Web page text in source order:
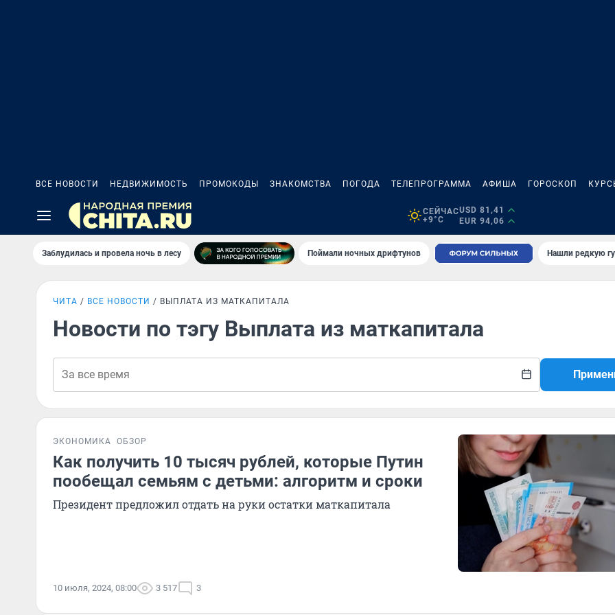
ВСЕ НОВОСТИ НЕДВИЖИМОСТЬ ПРОМОКОДЫ ЗНАКОМСТВА ПОГОДА ТЕЛЕПРОГРАММА АФИША ГОРОСКОП
СЕЙЧАС
+9°C
USD 81,41
EUR 94,06
Заблудилась и провела ночь в лесу Поймали ночных дрифтунов Нашли редкую
ЧИТА ВСЕ НОВОСТИ ВЫПЛАТА ИЗ МАТКАПИТАЛА
Новости по тэгу Выплата из маткапитала
ЭКОНОМИКА ОБЗОР
Как получить 10 тысяч рублей, которые Путин
пообещал семьям с детьми: алгоритм и сроки
Президент предложил отдать на руки остатки маткапитала
10 июля, 2024, 08:00 3 517 3